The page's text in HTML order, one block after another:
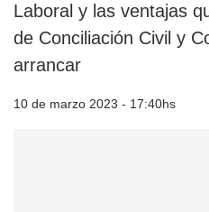
Laboral y las ventajas
de Conciliación Civil y
arrancar
10 de marzo 2023 - 17:40hs